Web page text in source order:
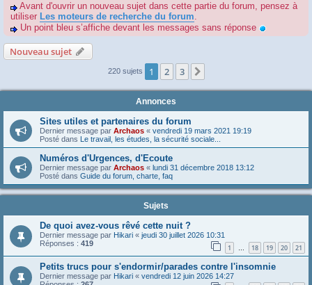
Avant d'ouvrir un nouveau sujet dans cette partie du forum, pensez à
utiliser Les moteurs de recherche du forum.
Un point bleu s’affiche devant les messages sans réponse
Nouveau sujet
220 sujets 1 2 3
Annonces
Sites utiles et partenaires du forum
Dernier message par Archaos « vendredi 19 mars 2021 19:19
Posté dans Le travail, les études, la sécurité sociale...
Numéros d'Urgences, d'Ecoute
Dernier message par Archaos « lundi 31 décembre 2018 13:12
Posté dans Guide du forum, charte, faq
Sujets
De quoi avez-vous rêvé cette nuit ?
Dernier message par Hikari « jeudi 30 juillet 2026 10:31
Réponses : 419 1 … 18 19 20 21
Petits trucs pour s'endormir/parades contre l'insomnie
Dernier message par Hikari « vendredi 12 juin 2026 14:27